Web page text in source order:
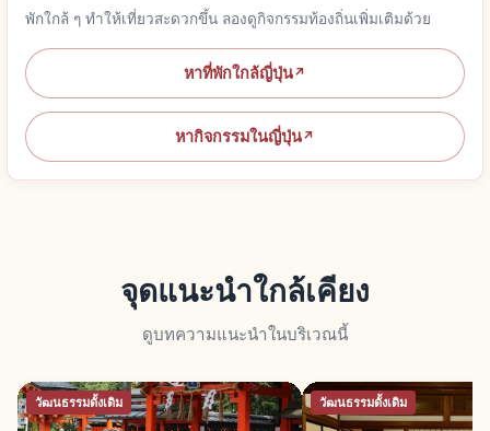
พักใกล้ ๆ ทำให้เที่ยวสะดวกขึ้น ลองดูกิจกรรมท้องถิ่นเพิ่มเติมด้วย
หาที่พักใกล้ญี่ปุ่น↗
หากิจกรรมในญี่ปุ่น↗
จุดแนะนำใกล้เคียง
ดูบทความแนะนำในบริเวณนี้
วัฒนธรรมดั้งเดิม วัฒนธรรมดั้งเดิม